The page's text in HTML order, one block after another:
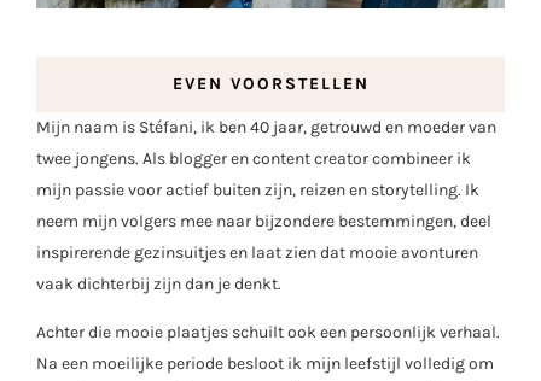
EVEN VOORSTELLEN
Mijn naam is Stéfani, ik ben 40 jaar, getrouwd en moeder van
twee jongens. Als blogger en content creator combineer ik
mijn passie voor actief buiten zijn, reizen en storytelling. Ik
neem mijn volgers mee naar bijzondere bestemmingen, deel
inspirerende gezinsuitjes en laat zien dat mooie avonturen
vaak dichterbij zijn dan je denkt.
Achter die mooie plaatjes schuilt ook een persoonlijk verhaal.
Na een moeilijke periode besloot ik mijn leefstijl volledig om